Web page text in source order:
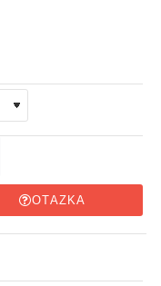
OTÁZKA